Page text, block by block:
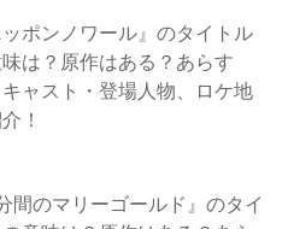
ッポンノワール』のタイトル
は？原作はある？あらす
キャスト・登場人物、ロケ地
！
間のマリーゴールド』のタイ